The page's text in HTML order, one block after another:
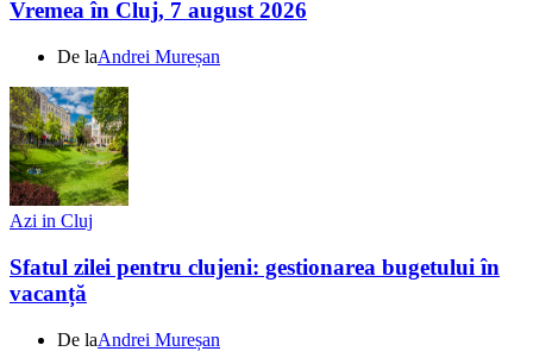
Vremea în Cluj, 7 august 2026
De laAndrei Mureșan
Azi in Cluj
Sfatul zilei pentru clujeni: gestionarea bugetului în
vacanță
De laAndrei Mureșan